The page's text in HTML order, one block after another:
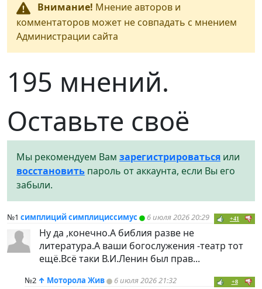
Внимание! Мнение авторов и
комментаторов может не совпадать с мнением
Администрации сайта
195 мнений.
Оставьте своё
Мы рекомендуем Вам зарегистрироваться или
восстановить пароль от аккаунта, если Вы его
забыли.
№1 симплиций симплициссимус 6 июля 2026 20:29 +41
Ну да ,конечно.А библия разве не
литература.А ваши богослужения -театр тот
ещё.Всё таки В.И.Ленин был прав...
№2 ↑ Моторола Жив 6 июля 2026 21:32 +8